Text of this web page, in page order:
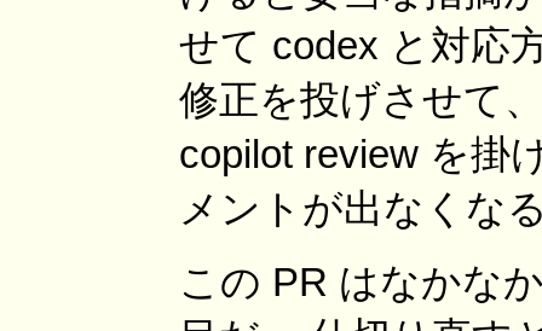
せて codex と対応
修正を投げさせて
copilot review を掛
メントが出なくな
この PR はなかな